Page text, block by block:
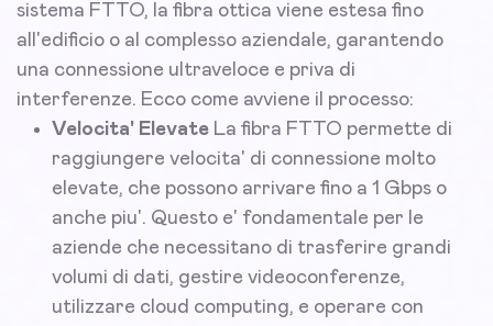
sistema FTTO, la fibra ottica viene estesa fino
all'edificio o al complesso aziendale, garantendo
una connessione ultraveloce e priva di
interferenze. Ecco come avviene il processo:
Velocita' Elevate La fibra FTTO permette di
raggiungere velocita' di connessione molto
elevate, che possono arrivare fino a 1 Gbps o
anche piu'. Questo e' fondamentale per le
aziende che necessitano di trasferire grandi
volumi di dati, gestire videoconferenze,
utilizzare cloud computing, e operare con